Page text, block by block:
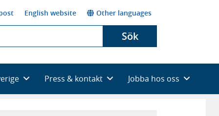
English website Other languages
Sök
Press & kontakt Jobba hos oss